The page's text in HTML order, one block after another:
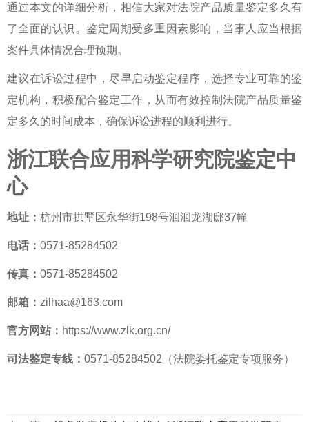
通过本文的详细分析，相信大家对法院产品质量鉴定多久有
了全面的认识。鉴定周期受多重因素影响，当事人应当根据
案件具体情况合理预期。
建议在诉讼过程中，尽早启动鉴定程序，选择专业可靠的鉴
定机构，积极配合鉴定工作，从而有效控制法院产品质量鉴
定多久 的时间成本，确保诉讼进程的顺利进行。
浙江联合应用科学研究院鉴定中
心
地址： 杭州市拱墅区永华街198号洄洄龙湖邸37幢
电话： 0571-85284502
传真： 0571-85284502
邮箱： zilhaa@163.com
官方网站： https://www.zlk.org.cn/
司法鉴定专线： 0571-85284502（法院委托鉴定专项服务）